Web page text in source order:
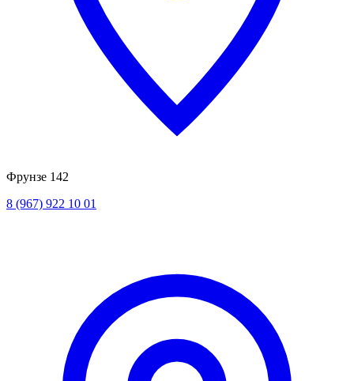
Фрунзе 142
8 (967) 922 10 01